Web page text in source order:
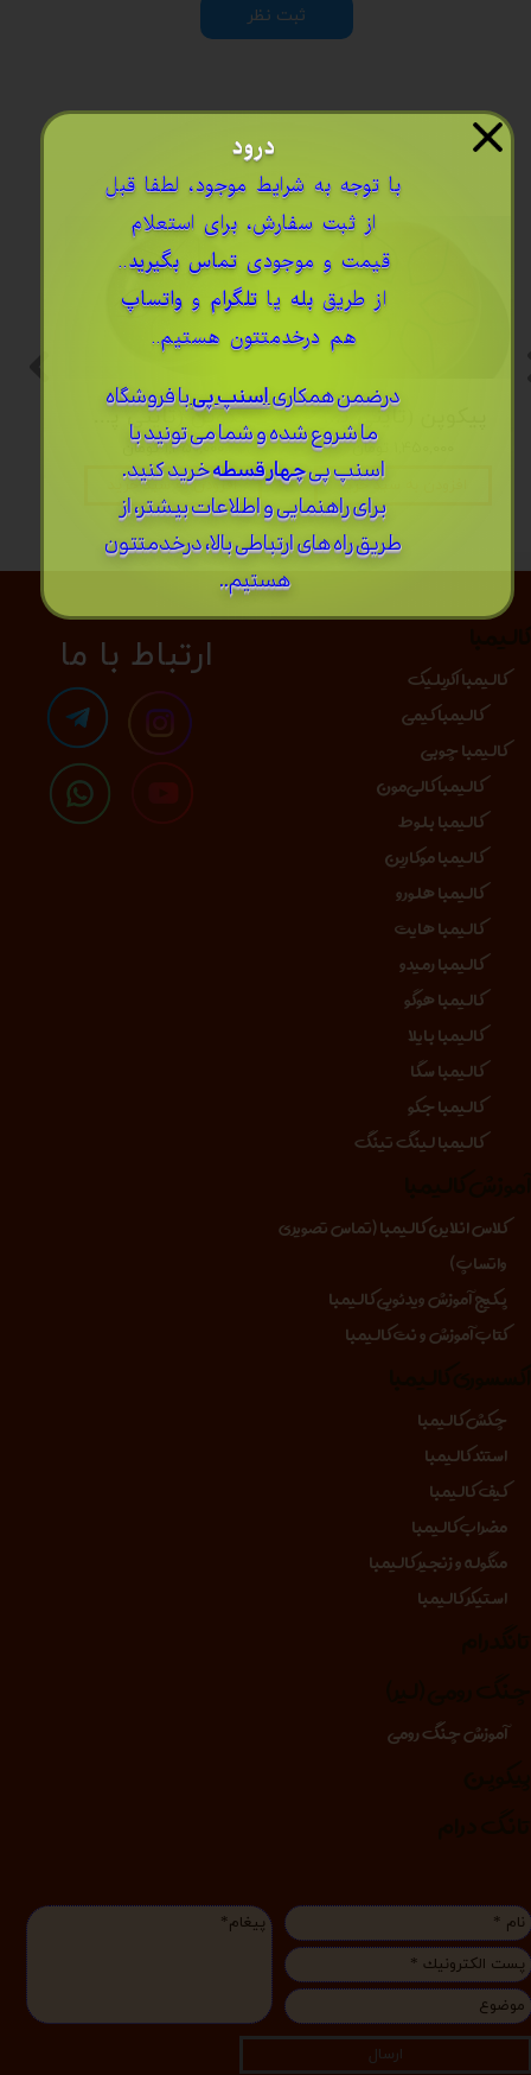
ثبت نظر
پیکوپن (تاینی پن) 6 نت برند دلکو
۱,۴۵۰,۰۰۰ تومان
افزودن به سبد خرید
پیکوپن (تاینی پن) 6 نت برند دلکو
افزودن به سبد خرید
​​​ارتباط با ما
ارسال
کالیمبا
کالیمبا اکریلیک
کالیمبا کیمی
کالیمبا چوبی
کالیمبا کالی‌مون
کالیمبا بلوط
کالیمبا موکارین
کالیمبا هلورو
کالیمبا هایت
کالیمبا رمیدو
کالیمبا هوگو
کالیمبا بایلا
کالیمبا سگا
کالیمبا جکو
کالیمبا لینگ تینگ
کلاس انلاین کالیمبا (تماس تصویری
واتساپ)
پکیج آموزش ویدئویی کالیمبا
کتاب آموزش و نت کالیمبا
چکش کالیمبا
استند کالیمبا
کیف کالیمبا
مضراب کالیمبا
منگوله و زنجیر کالیمبا
استیکر کالیمبا
آموزش چنگ رومی
درود
​با توجه به شرایط موجود، لطفا قبل
از ثبت سفارش، برای استعلام
قیمت و موجودی تماس بگیرید..
از طریق بله یا تلگرام و واتساپ
هم درخدمتتون هستیم..
درضمن ​همکاریاسنپ پیبا فروشگاه
ما شروع شده و شما می تونید با
اسنپ پیچهار قسطهخرید کنید.
برای راهنمایی و اطلاعات بیشتر، از
طریق راه های ارتباطی بالا، درخدمتتون
هستیم..